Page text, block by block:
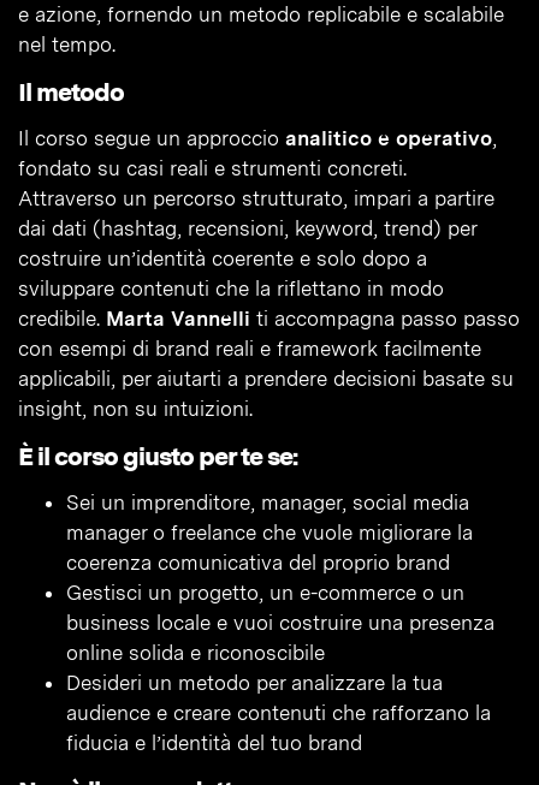
e azione, fornendo un metodo replicabile e scalabile
nel tempo.
Il metodo
Il corso segue un approccio analitico e operativo,
fondato su casi reali e strumenti concreti.
Attraverso un percorso strutturato, impari a partire
dai dati (hashtag, recensioni, keyword, trend) per
costruire un’identità coerente e solo dopo a
sviluppare contenuti che la riflettano in modo
credibile. Marta Vannelli ti accompagna passo passo
con esempi di brand reali e framework facilmente
applicabili, per aiutarti a prendere decisioni basate su
insight, non su intuizioni.
È il corso giusto per te se:
Sei un imprenditore, manager, social media
manager o freelance che vuole migliorare la
coerenza comunicativa del proprio brand
Gestisci un progetto, un e-commerce o un
business locale e vuoi costruire una presenza
online solida e riconoscibile
Desideri un metodo per analizzare la tua
audience e creare contenuti che rafforzano la
fiducia e l’identità del tuo brand